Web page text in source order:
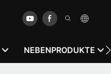
NEBENPRODUKTE